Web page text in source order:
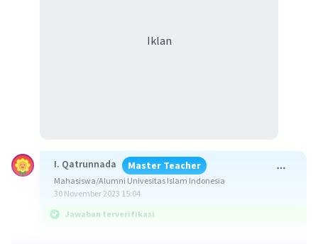
Iklan
I. Qatrunnada Master Teacher
Mahasiswa/Alumni Univesitas Islam Indonesia
30 November 2023 15:04
Jawaban terverifikasi